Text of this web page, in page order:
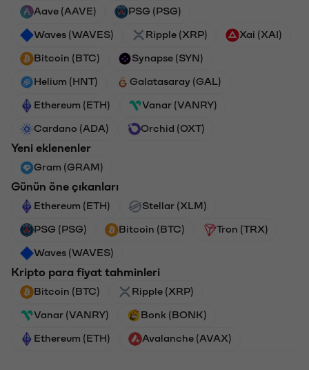
Aave (AAVE) PSG (PSG)
Waves (WAVES) Ripple (XRP) Xai (XAI)
Bitcoin (BTC) Synapse (SYN)
Helium (HNT) Galatasaray (GAL)
Ethereum (ETH) Vanar (VANRY)
Cardano (ADA) Orchid (OXT)
Yeni eklenenler
Gram (GRAM)
Günün öne çıkanları
Ethereum (ETH) Stellar (XLM)
PSG (PSG) Bitcoin (BTC) Tron (TRX)
Waves (WAVES)
Kripto para fiyat tahminleri
Bitcoin (BTC) Ripple (XRP)
Vanar (VANRY) Bonk (BONK)
Ethereum (ETH) Avalanche (AVAX)